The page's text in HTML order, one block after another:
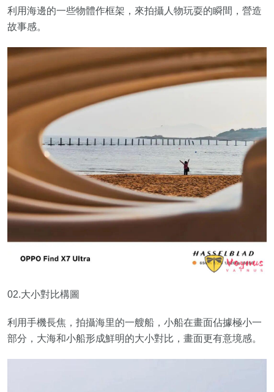
利用海邊的一些物體作框架，來拍攝人物玩耍的瞬間，營造
故事感。
02.大小對比構圖
利用手機長焦，拍攝海里的一艘船，小船在畫面佔據極小一
部分，大海和小船形成鮮明的大小對比，畫面更有意境感。